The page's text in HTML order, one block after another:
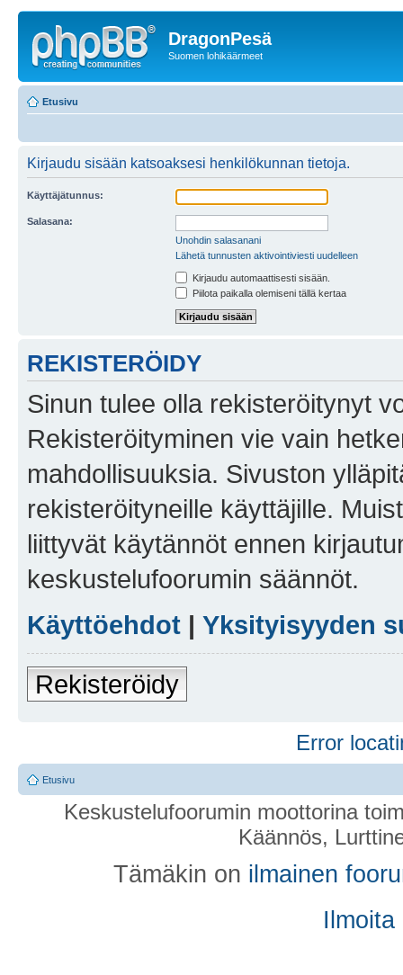
DragonPesä
Suomen lohikäärmeet
Etusivu
Kirjaudu sisään katsoaksesi henkilökunnan tietoja.
Käyttäjätunnus:
Salasana:
Unohdin salasanani
Lähetä tunnusten aktivointiviesti uudelleen
Kirjaudu automaattisesti sisään.
Piilota paikalla olemiseni tällä kertaa
REKISTERÖIDY
Sinun tulee olla rekisteröitynyt
Rekisteröityminen vie vain
mahdollisuuksia. Sivuston
rekisteröityneille käyttäjille.
liittyvät käytännöt ennen
keskustelufoorumin säännöt.
Käyttöehdot | Yksityisyyden
Rekisteröidy
Error
Etusivu
Keskustelufoorumin moottorina
Käännös,
Tämäkin on ilmainen